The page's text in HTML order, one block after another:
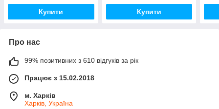
Купити Купити
Про нас
99% позитивних з 610 відгуків за рік
Працює з 15.02.2018
м. Харків
Харків, Україна